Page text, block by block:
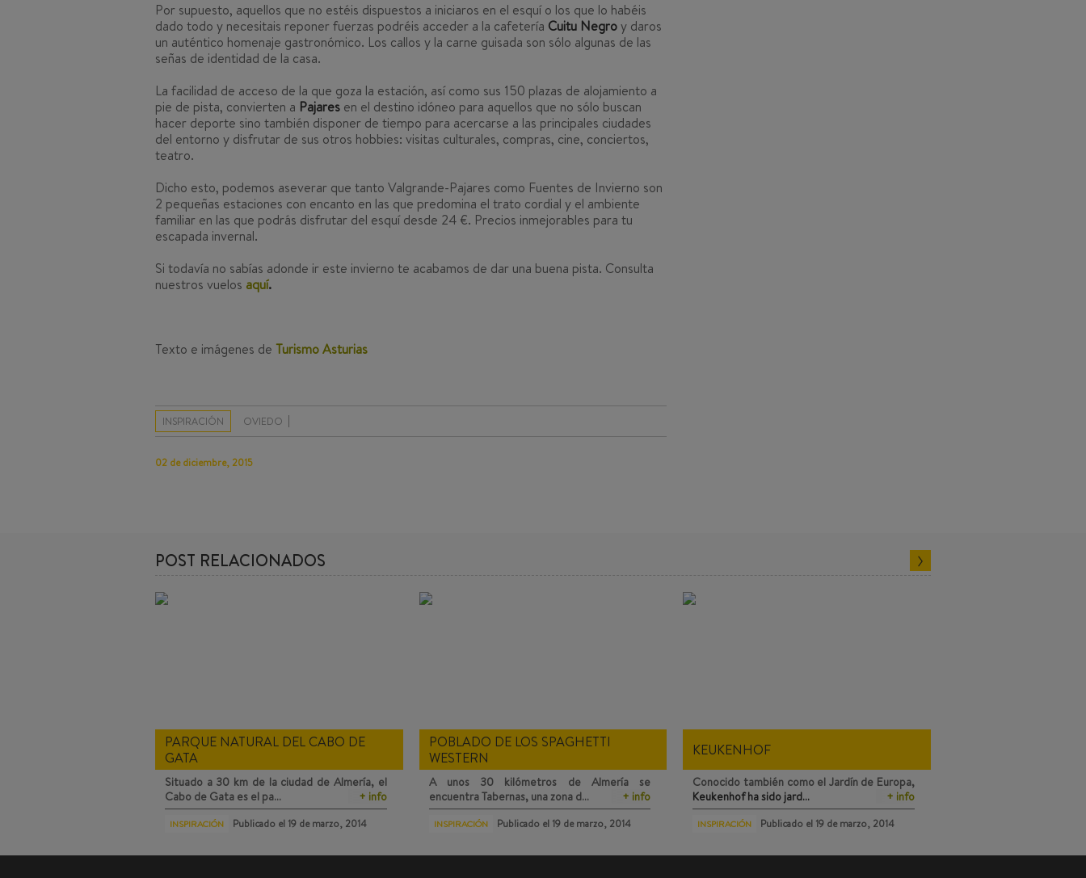
Por supuesto, aquellos que no estéis dispuestos a iniciaros en el esquí o los que lo habéis
dado todo y necesitais reponer fuerzas podréis acceder a la cafetería Cuitu Negroy daros
un auténtico homenaje gastronómico. Los callos y la carne guisada son sólo algunas de las
señas de identidad de la casa.
La facilidad de acceso de la que goza la estación, así como sus 150 plazas de alojamiento a
pie de pista, convierten a Pajares en el destino idóneo para aquellos que no sólo buscan
hacer deporte sino también disponer de tiempo para acercarse a las principales ciudades
del entorno y disfrutar de sus otros hobbies: visitas culturales, compras, cine, conciertos,
teatro.
Dicho esto, podemos aseverar que tanto Valgrande-Pajares como Fuentes de Invierno son
2 pequeñas estaciones con encanto en las que predomina el trato cordial y el ambiente
familiar en las que podrás disfrutar del esquí desde 24 €. Precios inmejorables para tu
escapada invernal.
Si todavía no sabías adonde ir este invierno te acabamos de dar una buena pista. Consulta
nuestros vuelos aquí.
Texto e imágenes de Turismo Asturias
INSPIRACIÓN OVIEDO
02 de diciembre, 2015
POST RELACIONADOS
PARQUE NATURAL DEL CABO DE
GATA
Situado a 30 km de la ciudad de Almería, el
Cabo de Gata es el pa… + info
INSPIRACIÓN Publicado el 19 de marzo, 2014
POBLADO DE LOS SPAGHETTI
WESTERN
A unos 30 kilómetros de Almería se
encuentraTabernas, una zona d… + info
INSPIRACIÓN Publicado el19 de marzo, 2014
KEUKENHOF
Conocido también como el Jardín de Europa,
Keukenhofha sido jard… + info
INSPIRACIÓN Publicado el 19 de marzo, 2014